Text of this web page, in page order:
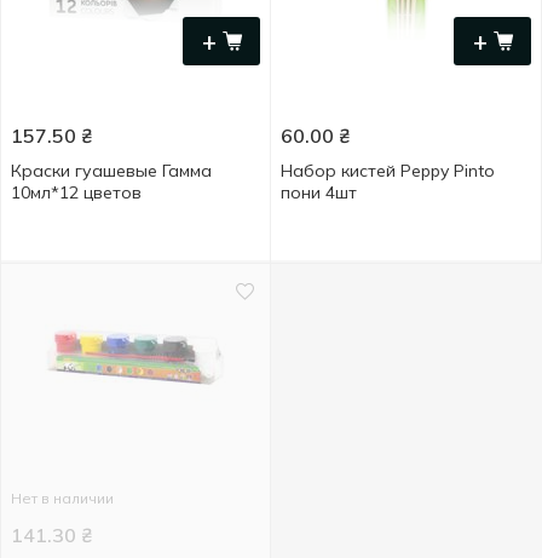
+
157.50 ₴
Краски гуашевые Гамма
10мл*12 цветов
+
60.00 ₴
Набор кистей Peppy Pinto
пони 4шт
Нет в наличии
141.30 ₴